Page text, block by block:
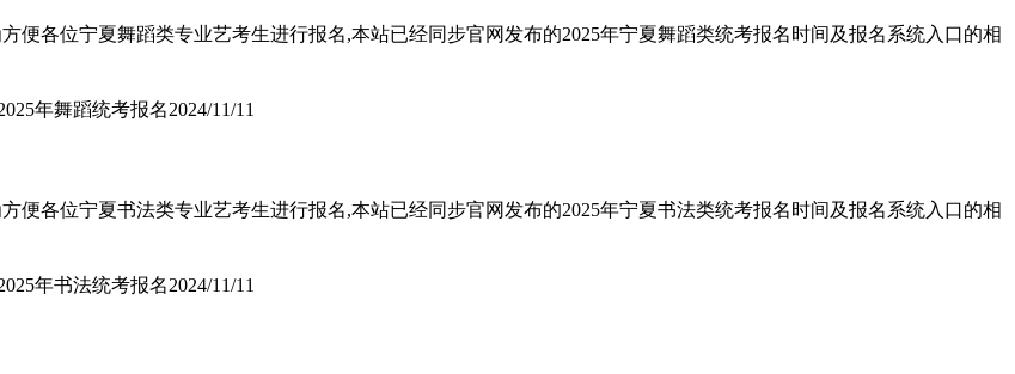
便各位宁夏舞蹈类专业艺考生进行报名,本站已经同步官网发布的2025年宁夏舞蹈类统考报名时间及报名系统入口的相
年舞蹈统考报名2024/11/11
便各位宁夏书法类专业艺考生进行报名,本站已经同步官网发布的2025年宁夏书法类统考报名时间及报名系统入口的相
年书法统考报名2024/11/11